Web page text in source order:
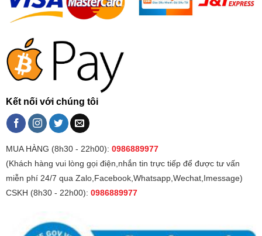
Kết nối với chúng tôi
MUA HÀNG (8h30 - 22h00): 0986889977
(Khách hàng vui lòng gọi điện,nhắn tin trực tiếp để được tư vấn
miễn phí 24/7 qua Zalo,Facebook,Whatsapp,Wechat,Imessage)
CSKH (8h30 - 22h00): 0986889977